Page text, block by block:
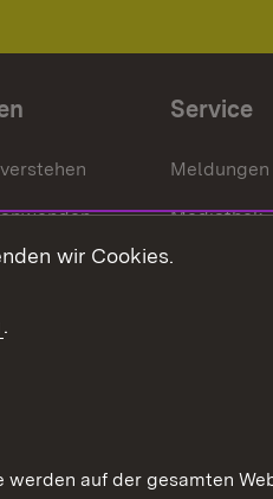
Service
Meldungen
Mediathek
wir Cookies.
.
auf der gesamten